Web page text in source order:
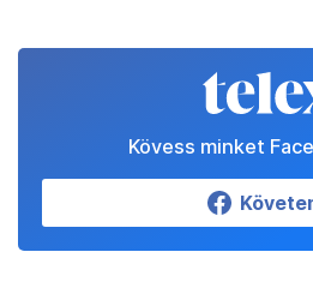
Kövess minket